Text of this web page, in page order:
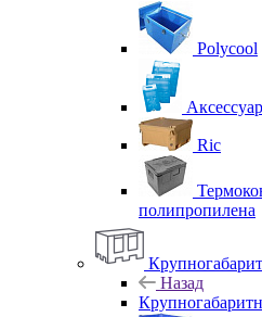
Polycool
Ric
полипропилена
Назад